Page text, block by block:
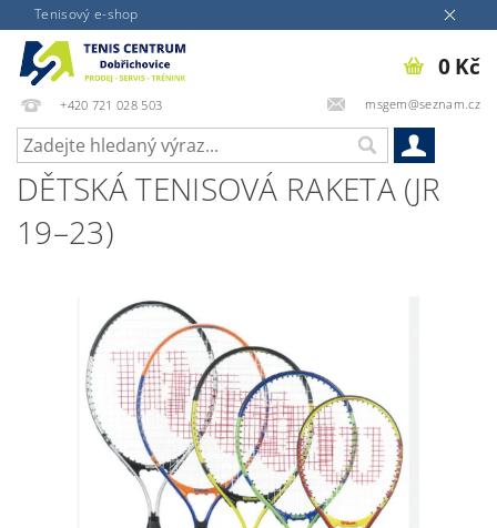
Tenisový e-shop
+420 721 028 503 msgem@seznam.cz
0 Kč
DĚTSKÁ TENISOVÁ RAKETA (JR
19–23)